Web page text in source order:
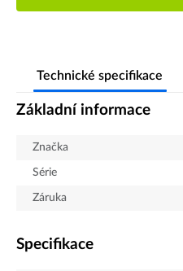
Technické specifikace
Základní informace
Značka
Série
Záruka
Specifikace